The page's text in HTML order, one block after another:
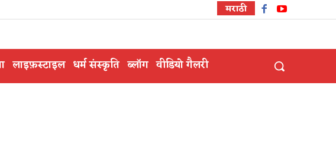
मराठी
लाइफ़स्टाइल धर्म संस्कृति ब्लॉग वीडियो गैलरी